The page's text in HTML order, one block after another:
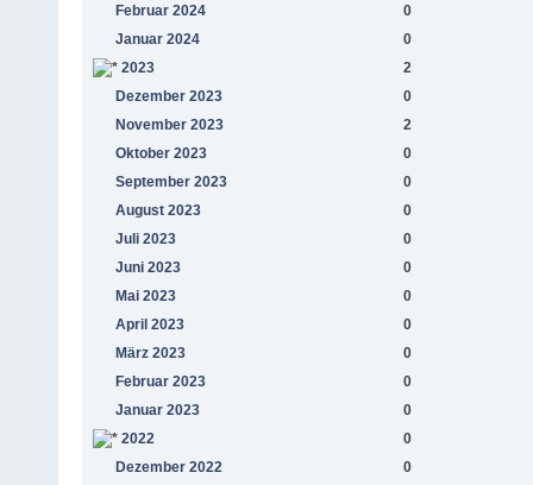
Februar 2024
0
Januar 2024
0
2023
2
Dezember 2023
0
November 2023
2
Oktober 2023
0
September 2023
0
August 2023
0
Juli 2023
0
Juni 2023
0
Mai 2023
0
April 2023
0
März 2023
0
Februar 2023
0
Januar 2023
0
2022
0
Dezember 2022
0